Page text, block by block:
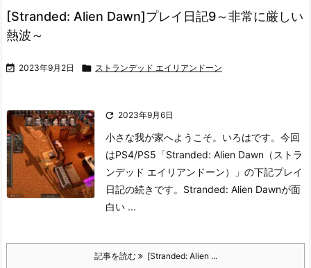
[Stranded: Alien Dawn]プレイ日記9～非常に厳しい
熱波～
 2023年9月2日  ストランデッド エイリアンドーン
 2023年9月6日
小さな我が家へようこそ。いろはです。 今回
はPS4/PS5「Stranded: Alien Dawn（ストラ
ンデッド エイリアンドーン）」の下記プレイ
日記の続きです。 Stranded: Alien Dawnが面
白い ...
記事を読む [Stranded: Alien ...